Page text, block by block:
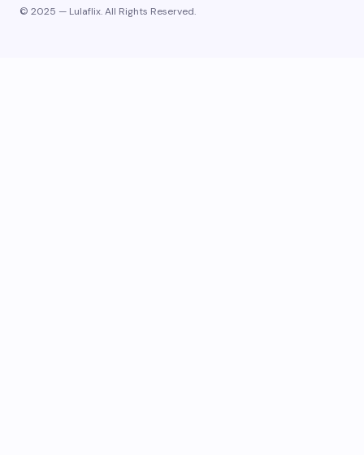
© 2025 — Lulaflix. All Rights Reserved.